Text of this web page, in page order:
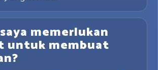
memerlukan
untuk membuat